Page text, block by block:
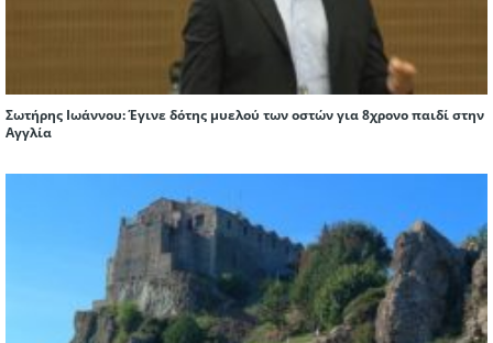
Σωτήρης Ιωάννου: Έγινε δότης μυελού των οστών για 8χρονο παιδί στην
Αγγλία